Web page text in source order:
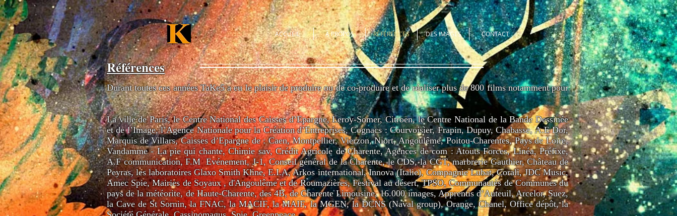
ACCUEIL À PROPOS RÉFÉRENCES DES IMAGES CONTACT
Références
Durant toutes ces années TaKe5 a eu le plaisir de produire ou de co-produire et de réaliser plus de 800 films notamment pour
:
La ville de Paris, le Centre National des Caisses d’Epargne, Leroy-Somer, Citroën, le Centre National de la Bande Dessinée
et de l’Image, l’Agence Nationale pour la Création d’Entreprises, Cognacs : Courvoisier, Frapin, Dupuy, Chabasse, A.E Dor,
Marquis de Villars, Caisses d’Epargne de : Caen, Montpellier, Vierzon, Niort, Angoulême, Poitou-Charentes, Pays de Loire,
Vandamme - La pie qui chante, Chimie sav, Crédit Agricole de Charente, Agences de com : Atouts Forces, Linéa, Préfixe,
A.F communication, F.M Evénement, J-1, Conseil général de la Charente, le CDS, la CGT, marbrerie Gauthier, Château de
Peyras, les laboratoires Glaxo Smith Kline, E.I.A, Arkos international, Innova (Italie), Compagnie Lubat, Corali, JDC Music,
Amec Spie, Mairies de Soyaux , d'Angoulême et de Roumazières, Festival au désert, TPSO, Communautés de Communes du
pays de la météorite, de Haute-Charente, des 4B, de Charente Limousine, 16.000 images, Apprentis d’Auteuil, Arcelor, Suez,
la Cave de St Sornin, la FNAC, la MACIF, la MAIF, la MGEN, la DCNS (Naval group), Orange, Chanel, Office dépôt, la